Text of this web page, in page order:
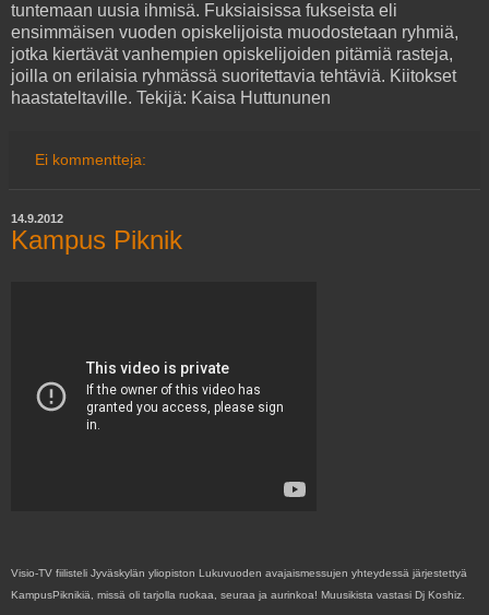
tuntemaan uusia ihmisä. Fuksiaisissa fukseista eli
ensimmäisen vuoden opiskelijoista muodostetaan ryhmiä,
jotka kiertävät vanhempien opiskelijoiden pitämiä rasteja,
joilla on erilaisia ryhmässä suoritettavia tehtäviä. Kiitokset
haastateltaville. Tekijä: Kaisa Huttununen
Ei kommentteja:
14.9.2012
Kampus Piknik
Visio-TV fiilisteli Jyväskylän yliopiston Lukuvuoden avajaismessujen yhteydessä järjestettyä
KampusPiknikiä, missä oli tarjolla ruokaa, seuraa ja aurinkoa! Muusikista vastasi Dj Koshiz.